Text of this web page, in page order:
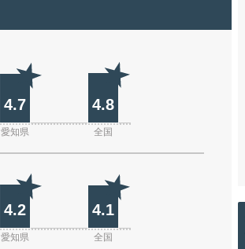
4.7 4.8
愛知県 全国
4.2 4.1
愛知県 全国